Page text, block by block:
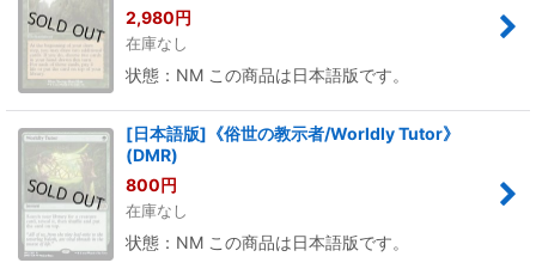
2,980円
在庫なし
状態：NM この商品は日本語版です。
[日本語版]《俗世の教示者/Worldly Tutor》
(DMR)
800円
在庫なし
状態：NM この商品は日本語版です。